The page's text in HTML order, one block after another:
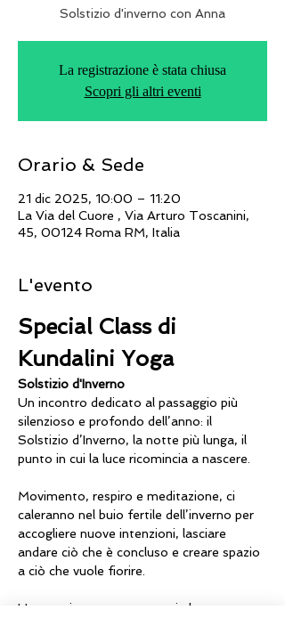
Solstizio d'inverno con Anna
La registrazione è stata chiusa
Scopri gli altri eventi
Orario & Sede
21 dic 2025, 10:00 – 11:20
La Via del Cuore , Via Arturo Toscanini,
45, 00124 Roma RM, Italia
L'evento
Special Class di
Kundalini Yoga
Solstizio d'Inverno
Un incontro dedicato al passaggio più
silenzioso e profondo dell’anno: il
Solstizio d’Inverno, la notte più lunga, il
punto in cui la luce ricomincia a nascere.
Movimento, respiro e meditazione, ci
caleranno nel buio fertile dell’inverno per
accogliere nuove intenzioni, lasciare
andare ciò che è concluso e creare spazio
a ciò che vuole fiorire.
Una pratica per connetterci al nostro